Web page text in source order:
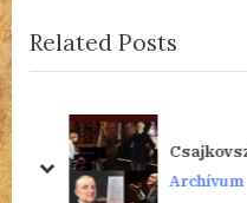
v
i
s
x
t
s
Related Posts
Archívum
prev
next